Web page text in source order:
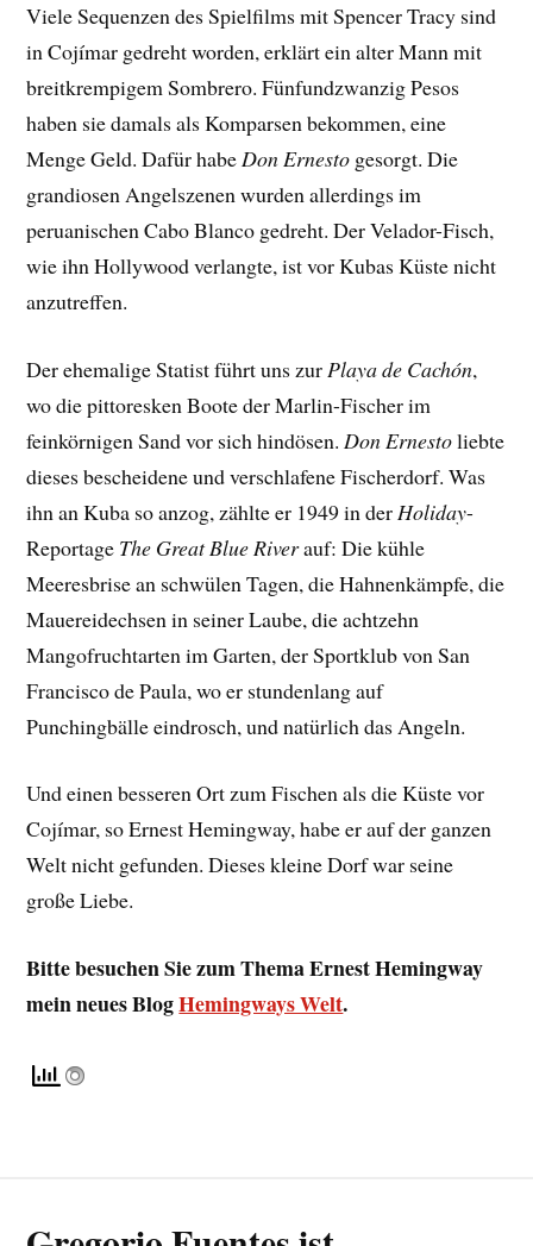
Viele Sequenzen des Spielfilms mit Spencer Tracy sind
in Cojímar gedreht worden, erklärt ein alter Mann mit
breitkrempigem Sombrero. Fünfundzwanzig Pesos
haben sie damals als Komparsen bekommen, eine
Menge Geld. Dafür habeDon Ernesto gesorgt. Die
grandiosen Angelszenen wurden allerdings im
peruanischen Cabo Blanco gedreht. Der Velador-Fisch,
wie ihn Hollywood verlangte, ist vor Kubas Küste nicht
anzutreffen.
Der ehemalige Statist führt uns zur Playa de Cachón,
wo die pittoresken Boote der Marlin-Fischer im
feinkörnigen Sand vor sich hindösen. Don Ernestoliebte
dieses bescheidene und verschlafene Fischerdorf. Was
ihn an Kuba so anzog, zählte er 1949 in der Holiday-
Reportage The Great Blue Riverauf: Die kühle
Meeresbrise an schwülen Tagen, die Hahnenkämpfe, die
Mauereidechsen in seiner Laube, die achtzehn
Mangofruchtarten im Garten, der Sportklub von San
Francisco de Paula, wo er stundenlang auf
Punchingbälle eindrosch, und natürlich das Angeln.
Und einen besseren Ort zum Fischen als die Küste vor
Cojímar, so Ernest Hemingway, habe er auf der ganzen
Welt nicht gefunden. Dieses kleine Dorf war seine
große Liebe.
Bitte besuchen Sie zum Thema Ernest Hemingway
mein neues BlogHemingways Welt.